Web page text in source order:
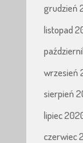
grudzień
listopad
wrzesień
sierpień
lipiec
czerwiec